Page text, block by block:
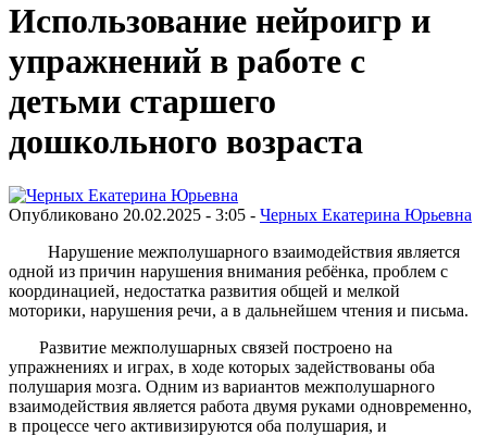
Использование нейроигр и
упражнений в работе с
детьми старшего
дошкольного возраста
Опубликовано 20.02.2025 - 3:05 - Черных Екатерина Юрьевна
Нарушение межполушарного взаимодействия является
одной из причин нарушения внимания ребёнка, проблем с
координацией, недостатка развития общей и мелкой
моторики, нарушения речи, а в дальнейшем чтения и письма.
Развитие межполушарных связей построено на
упражнениях и играх, в ходе которых задействованы оба
полушария мозга. Одним из вариантов межполушарного
взаимодействия является работа двумя руками одновременно,
в процессе чего активизируются оба полушария, и